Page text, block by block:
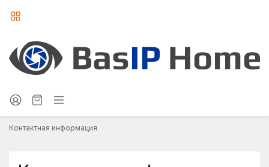
Контактная информация